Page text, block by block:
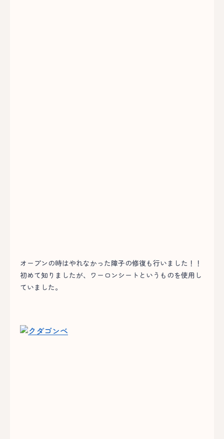
オープンの時はやれなかった障子の修復も行いました！！
初めて知りましたが、ワーロンシートというものを使用し
ていました。